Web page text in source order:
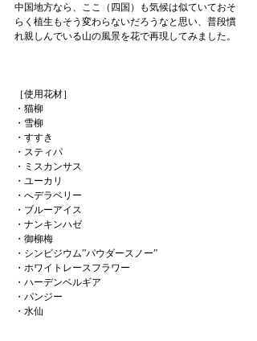
中国地方なら、ここ（四国）も気候は似ていておそ
らく植生もそう変わらないだろうなと思い、普段慣
れ親しんでいる山の風景を花で再現してみました。
［使用花材］
・猫柳
・雪柳
・すすき
・スティパ
・ミスカンサス
・ユーカリ
・へデラベリー
・ブルーアイス
・ナンキンハゼ
・御柳梅
・シンビジウム”パウダースノー”
・ホワイトレースフラワー
・ハーデンベルギア
・パンジー
・水仙